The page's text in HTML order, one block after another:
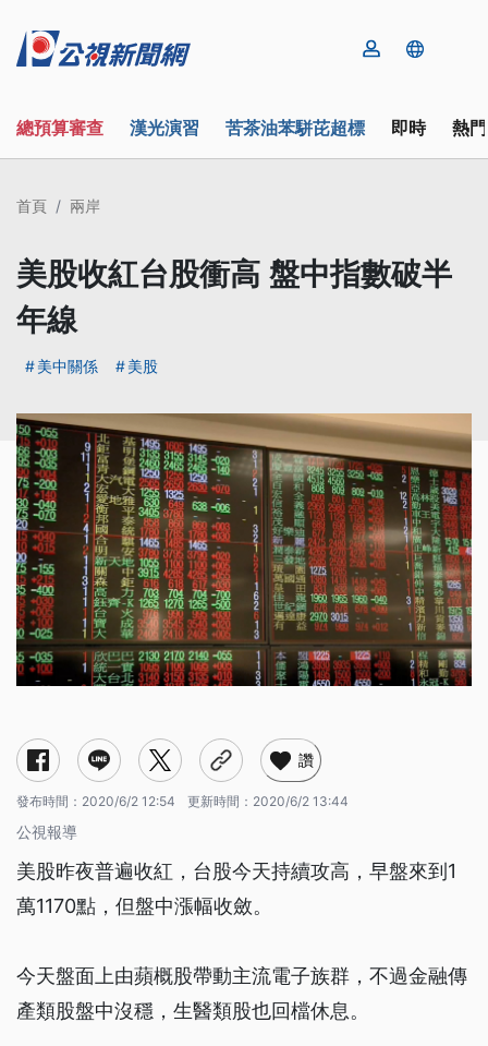
總預算審查 漢光演習 苦茶油苯駢芘超標 即時 熱
首頁 兩岸
美股收紅台股衝高 盤中指數破半
年線
美中關係 美股
讚
發布時間： 2020/6/2 12:54 更新時間： 2020/6/2 13:44
公視報導
美股昨夜普遍收紅，台股今天持續攻高，早盤來到1
萬1170點，但盤中漲幅收斂。
今天盤面上由蘋概股帶動主流電子族群，不過金融傳
產類股盤中沒穩，生醫類股也回檔休息。